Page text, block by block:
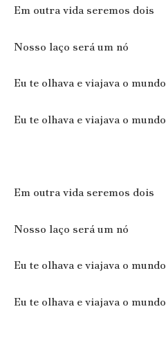
Em outra vida seremos dois
Nosso laço será um nó
Eu te olhava e viajava o mundo
Eu te olhava e viajava o mundo
Em outra vida seremos dois
Nosso laço será um nó
Eu te olhava e viajava o mundo
Eu te olhava e viajava o mundo